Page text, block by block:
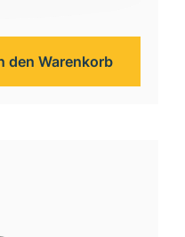
den Warenkorb